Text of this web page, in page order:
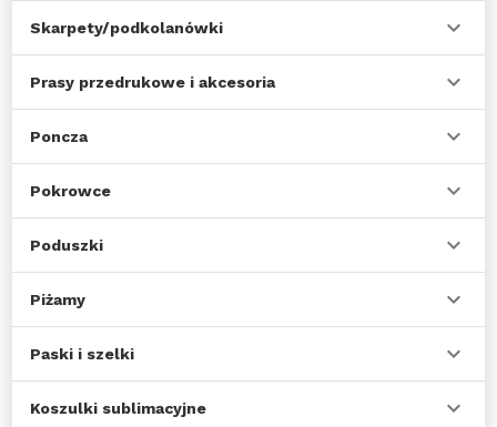
Skarpety/podkolanówki
Prasy przedrukowe i akcesoria
Poncza
Pokrowce
Poduszki
Piżamy
Paski i szelki
Koszulki sublimacyjne